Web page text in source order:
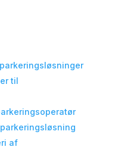
til
af